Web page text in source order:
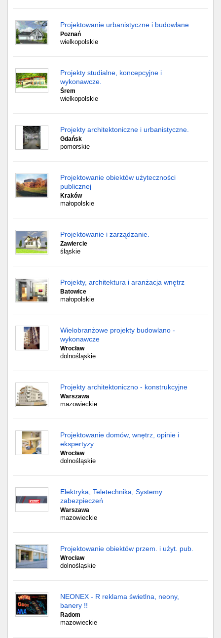
Projektowanie urbanistyczne i budowlane
Poznań
wielkopolskie
Projekty studialne, koncepcyjne i
wykonawcze.
Śrem
wielkopolskie
Projekty architektoniczne i urbanistyczne.
Gdańsk
pomorskie
Projektowanie obiektów użyteczności
publicznej
Kraków
małopolskie
Projektowanie i zarządzanie.
Zawiercie
śląskie
Projekty, architektura i aranżacja wnętrz
Batowice
małopolskie
Wielobranżowe projekty budowlano -
wykonawcze
Wrocław
dolnośląskie
Projekty architektoniczno - konstrukcyjne
Warszawa
mazowieckie
Projektowanie domów, wnętrz, opinie i
ekspertyzy
Wrocław
dolnośląskie
Elektryka, Teletechnika, Systemy
zabezpieczeń
Warszawa
mazowieckie
Projektowanie obiektów przem. i użyt. pub.
Wrocław
dolnośląskie
NEONEX - R reklama świetlna, neony,
banery !!
Radom
mazowieckie